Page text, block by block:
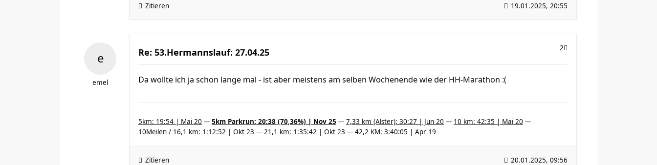
Zitieren 19.01.2025, 20:55
emel
Re: 53.Hermannslauf: 27.04.25 2
Da wollte ich ja schon lange mal - ist aber meistens am selben Wochenende wie der HH-Marathon :(
5km: 19:54 | Mai 20 --- 5km Parkrun: 20:38 (70,36%) | Nov 25 --- 7,33 km (Alster): 30:27 | Jun 20 --- 10 km: 42:35 | Mai 20 ---
10Meilen / 16,1 km: 1:12:52 | Okt 23 --- 21,1 km: 1:35:42 | Okt 23 --- 42,2 KM: 3:40:05 | Apr 19
Zitieren 20.01.2025, 09:56